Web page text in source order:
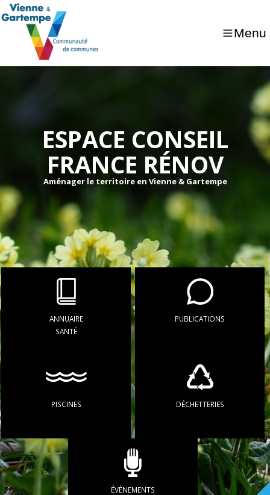
Menu
ESPACE CONSEIL
FRANCE RÉNOV
Aménager le territoire en Vienne & Gartempe
ANNUAIRE
SANTÉ
PUBLICATIONS
PISCINES DÉCHETTERIES
ÉVÈNEMENTS